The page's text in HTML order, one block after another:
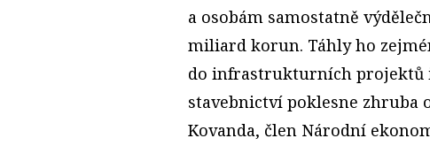
a osobám samostatně
miliard korun. Táhly ho
do infrastrukturních projektů
stavebnictví poklesne zhruba
Kovanda, člen Národní